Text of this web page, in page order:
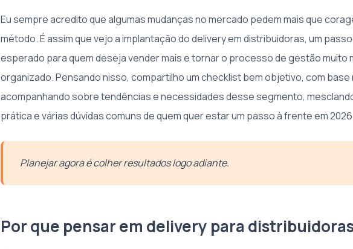
Eu sempre acredito que algumas mudanças no mercado pedem mais que
método. É assim que vejo a implantação do delivery em distribuidoras, um
esperado para quem deseja vender mais e tornar o processo de gestão muito
organizado. Pensando nisso, compartilho um checklist bem objetivo, com base
acompanhando sobre tendências e necessidades desse segmento,
prática e várias dúvidas comuns de quem quer estar um passo à frente em
Planejar agora é colher resultados logo adiante.
Por que pensar em delivery para